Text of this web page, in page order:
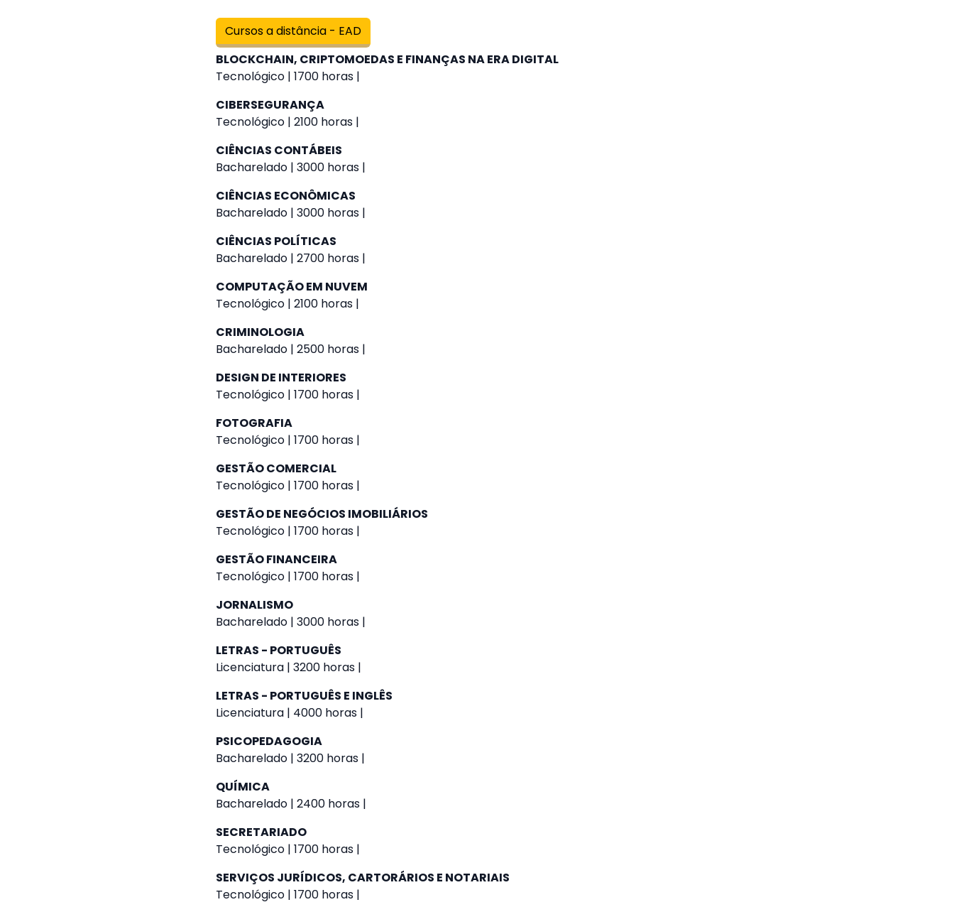
Cursos a distância - EAD
BLOCKCHAIN, CRIPTOMOEDAS E FINANÇAS NA ERA DIGITAL
Tecnológico | 1700 horas |
CIBERSEGURANÇA
Tecnológico | 2100 horas |
CIÊNCIAS CONTÁBEIS
Bacharelado | 3000 horas |
CIÊNCIAS ECONÔMICAS
Bacharelado | 3000 horas |
CIÊNCIAS POLÍTICAS
Bacharelado | 2700 horas |
COMPUTAÇÃO EM NUVEM
Tecnológico | 2100 horas |
CRIMINOLOGIA
Bacharelado | 2500 horas |
DESIGN DE INTERIORES
Tecnológico | 1700 horas |
FOTOGRAFIA
Tecnológico | 1700 horas |
GESTÃO COMERCIAL
Tecnológico | 1700 horas |
GESTÃO DE NEGÓCIOS IMOBILIÁRIOS
Tecnológico | 1700 horas |
GESTÃO FINANCEIRA
Tecnológico | 1700 horas |
JORNALISMO
Bacharelado | 3000 horas |
LETRAS - PORTUGUÊS
Licenciatura | 3200 horas |
LETRAS - PORTUGUÊS E INGLÊS
Licenciatura | 4000 horas |
PSICOPEDAGOGIA
Bacharelado | 3200 horas |
QUÍMICA
Bacharelado | 2400 horas |
SECRETARIADO
Tecnológico | 1700 horas |
SERVIÇOS JURÍDICOS, CARTORÁRIOS E NOTARIAIS
Tecnológico | 1700 horas |